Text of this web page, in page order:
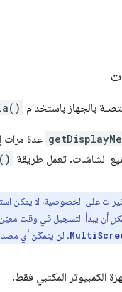
بالجهاز باستخدام
عدة مرات
الشاشات. تعمل طريقة
على الخصوصية، لا يمكن
أن يبدأ التسجيل في وقت معيّن.
. لن يتمكّن أي
الكمبيوتر المكتبي فقط.